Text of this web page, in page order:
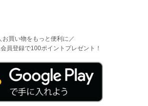
お買い物をもっと便利に／
員登録で100ポイントプレゼント！